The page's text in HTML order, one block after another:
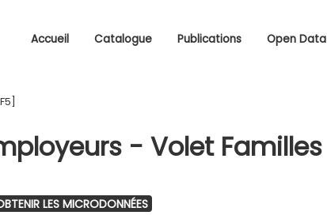
Accueil Catalogue Publications Open Data
- Volet Familles
LES MICRODONNÉES